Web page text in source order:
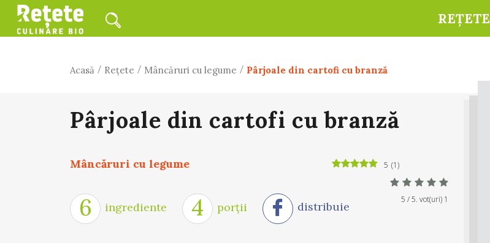
REȚETE
Acasă / Rețete / Mâncăruri cu legume / Pârjoale din cartofi cu branză
Pârjoale din cartofi cu branză
Mâncăruri cu legume 5 (1)
5 / 5. vot(uri) 1
6 ingrediente 4 porții distribuie